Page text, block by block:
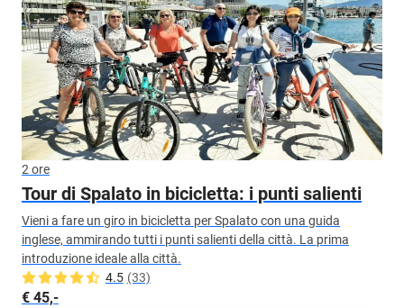
2 ore
Tour di Spalato in bicicletta: i punti salienti
Vieni a fare un giro in bicicletta per Spalato con una guida
inglese, ammirando tutti i punti salienti della città. La prima
introduzione ideale alla città.
4.5 (33)
€ 45,-